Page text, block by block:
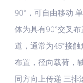
90°，可自由移动
体为具有90°交叉
道，通常为45°接
布置，径向载荷，
同方向上传递 三排